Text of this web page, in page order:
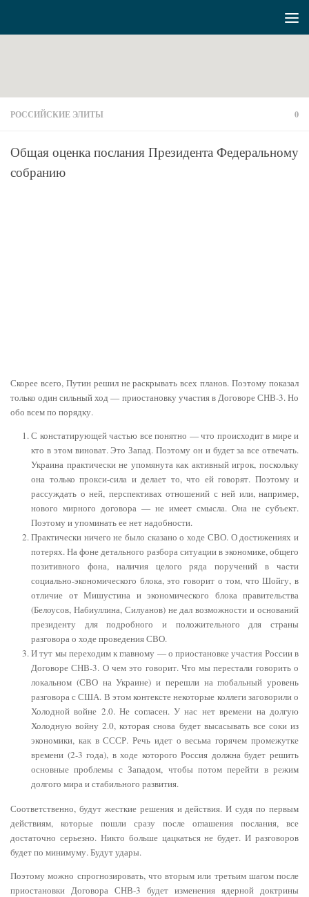
РОССИЙСКИЕ ЭЛИТЫ 0
Общая оценка послания Президента Федеральному
собранию
Скорее всего, Путин решил не раскрывать всех планов. Поэтому показал
только один сильный ход — приостановку участия в Договоре СНВ-3. Но
обо всем по порядку.
С констатирующей частью все понятно — что происходит в мире и
кто в этом виноват. Это Запад. Поэтому он и будет за все отвечать.
Украина практически не упомянута как активный игрок, поскольку
она только прокси-сила и делает то, что ей говорят. Поэтому и
рассуждать о ней, перспективах отношений с ней или, например,
нового мирного договора — не имеет смысла. Она не субъект.
Поэтому и упоминать ее нет надобности.
Практически ничего не было сказано о ходе СВО. О достижениях и
потерях. На фоне детального разбора ситуации в экономике, общего
позитивного фона, наличия целого ряда поручений в части
социально-экономического блока, это говорит о том, что Шойгу, в
отличие от Мишустина и экономического блока правительства
(Белоусов, Набиуллина, Силуанов) не дал возможности и оснований
президенту для подробного и положительного для страны
разговора о ходе проведения СВО.
И тут мы переходим к главному — о приостановке участия России в
Договоре СНВ-3. О чем это говорит. Что мы перестали говорить о
локальном (СВО на Украине) и перешли на глобальный уровень
разговора с США. В этом контексте некоторые коллеги заговорили о
Холодной войне 2.0. Не согласен. У нас нет времени на долгую
Холодную войну 2.0, которая снова будет высасывать все соки из
экономики, как в СССР. Речь идет о весьма горячем промежутке
времени (2-3 года), в ходе которого Россия должна будет решить
основные проблемы с Западом, чтобы потом перейти в режим
долгого мира и стабильного развития.
Соответственно, будут жесткие решения и действия. И судя по первым
действиям, которые пошли сразу после оглашения послания, все
достаточно серьезно. Никто больше цацкаться не будет. И разговоров
будет по минимуму. Будут удары.
Поэтому можно спрогнозировать, что вторым или третьим шагом после
приостановки Договора СНВ-3 будет изменения ядерной доктрины